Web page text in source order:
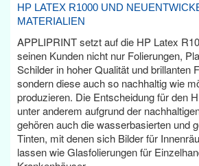
HP LATEX R1000 UND
MATERIALIEN
APPLIPRINT setzt auf die HP Latex
seinen Kunden nicht nur Folierungen,
Schilder in hoher Qualität und brillanten
sondern diese auch so nachhaltig wie
produzieren. Die Entscheidung für den
unter anderem aufgrund der
gehören auch die wasserbasierten und
Tinten, mit denen sich Bilder für
lassen wie Glasfolierungen für